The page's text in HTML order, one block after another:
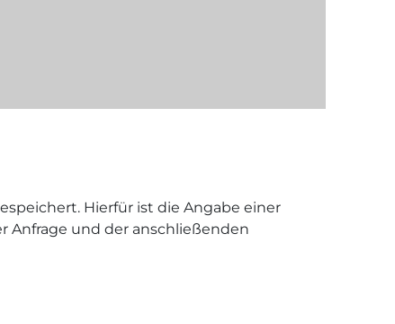
Hierfür ist die Angabe einer
Anfrage und der anschließenden